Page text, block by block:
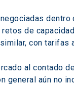
de
con tarifas
al contado
general aún no